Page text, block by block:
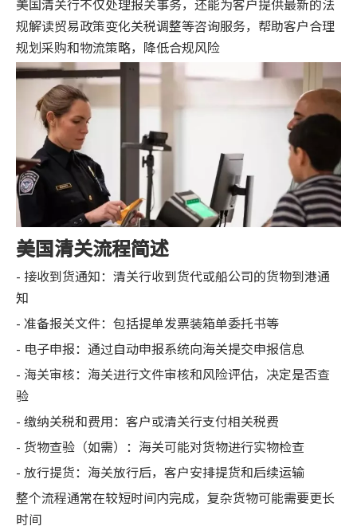
美国清关行不仅处理报关事务，还能为客户提供最新的法
规解读贸易政策变化关税调整等咨询服务，帮助客户合理
规划采购和物流策略，降低合规风险
美国清关流程简述
- 接收到货通知：清关行收到货代或船公司的货物到港通
知
- 准备报关文件：包括提单发票装箱单委托书等
- 电子申报：通过自动申报系统向海关提交申报信息
- 海关审核：海关进行文件审核和风险评估，决定是否查
验
- 缴纳关税和费用：客户或清关行支付相关税费
- 货物查验（如需）：海关可能对货物进行实物检查
- 放行提货：海关放行后，客户安排提货和后续运输
整个流程通常在较短时间内完成，复杂货物可能需要更长
时间